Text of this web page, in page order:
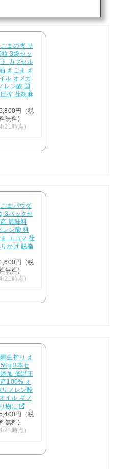
ロという標高差は、季節の変わり目
す。同じ高山市内でありながら、野
まの雫 サ
3袋セッ
ト カプセル
えごま え
ル オメガ
レン酸 国
搾 荏胡麻
円（税
無料)
21時点)
まパウダ
3パックセ
調味料
ン酸 料
エゴマ 荏
かけ 脱脂
円（税
無料)
21時点)
生搾り え
3本セ
加 低温圧
100% オ
リノレン酸
イル ギフ
物に
円（税
無料)
21時点)